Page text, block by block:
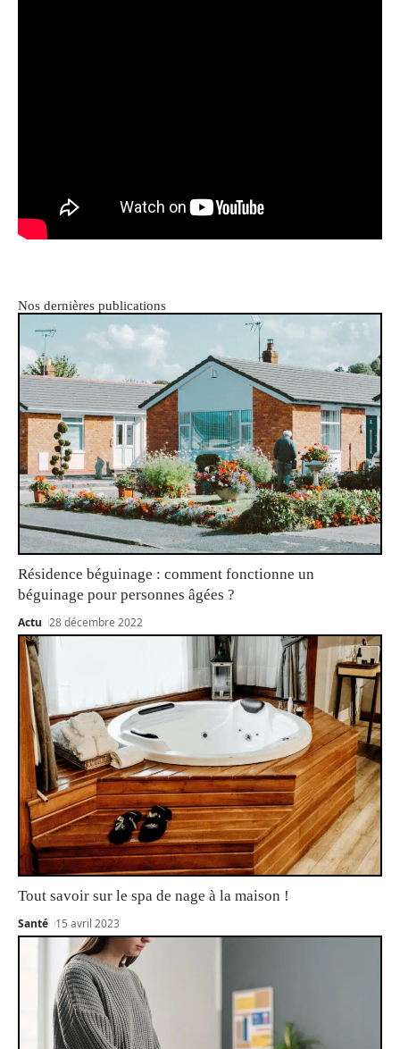
Nos dernières publications
Résidence béguinage : comment fonctionne un
béguinage pour personnes âgées ?
Actu 28 décembre 2022
Tout savoir sur le spa de nage à la maison !
Santé 15 avril 2023